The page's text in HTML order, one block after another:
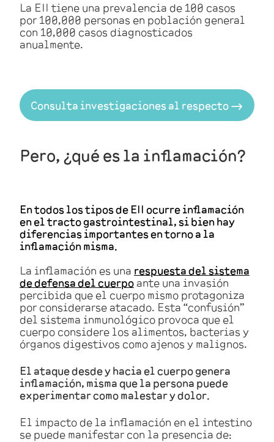
La EII tiene una prevalencia de 100 casos
por 100,000 personas en población general
con 10,000 casos diagnosticados
anualmente.
Consulta investigaciones al respecto 🠂
Pero, ¿qué es la inflamación?
En todos los tipos de EII ocurre inflamación
en el tracto gastrointestinal, si bien hay
diferencias importantes en torno a la
inflamación misma.
La inflamación es una respuesta del sistema
de defensa del cuerpo ante una invasión
percibida que el cuerpo mismo protagoniza
por considerarse atacado. Esta “confusión”
del sistema inmunológico provoca que el
cuerpo considere los alimentos, bacterias y
órganos digestivos como ajenos y malignos.
El ataque desde y hacia el cuerpo genera
inflamación, misma que la persona puede
experimentar como malestar y dolor.
El impacto de la inflamación en el intestino
se puede manifestar con la presencia de: